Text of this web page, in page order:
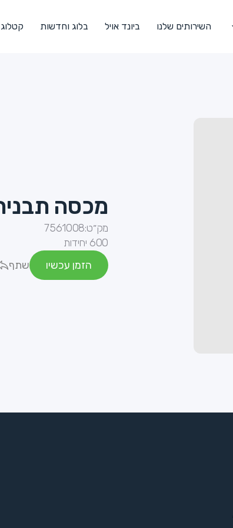
השירותים שלנו ביונד אויל בלוג וחדשות קטלוג
מכסה תבנית
מק״ט:7561008
600 יחידות
הזמן עכשיו
שתף